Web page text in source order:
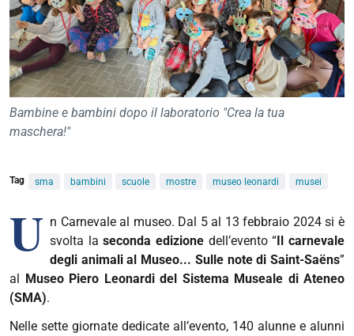
Bambine e bambini dopo il laboratorio "Crea la tua
maschera!"
Tag sma bambini scuole mostre museo leonardi musei
U n Carnevale al museo. Dal 5 al 13 febbraio 2024 si è
svolta laseconda edizione dell’evento “Il carnevale
degli animali al Museo... Sulle note di Saint-Saëns”
al Museo Piero Leonardi del Sistema Museale di Ateneo
(SMA).
Nelle sette giornate dedicate all’evento, 140 alunne e alunni